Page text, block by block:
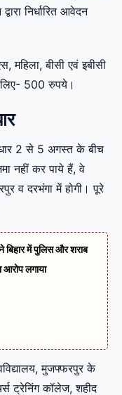
निर्धारित आवेदन
महिला, बीसी एवं इबीसी
500 रुपये।
2 से 5 अगस्त के बीच
नहीं कर पाये हैं, वे
व दरभंगा में होगी। पूरे
बिहार में पुलिस और शराब
आरोप लगाया
मुजफ्फरपुर के
ट्रेनिंग कॉलेज, शहीद